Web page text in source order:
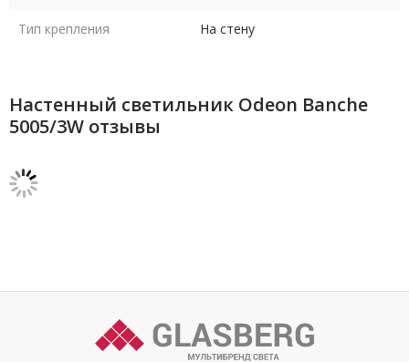
Тип крепления На стену
Настенный светильник Odeon Banche
5005/3W отзывы